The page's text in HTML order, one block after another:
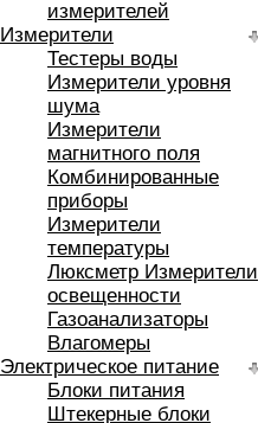
измерителей
Измерители
Тестеры воды
Измерители уровня
шума
Измерители
магнитного поля
Комбинированные
приборы
Измерители
температуры
Люксметр Измерители
освещенности
Газоанализаторы
Влагомеры
Электрическое питание
Блоки питания
Штекерные блоки